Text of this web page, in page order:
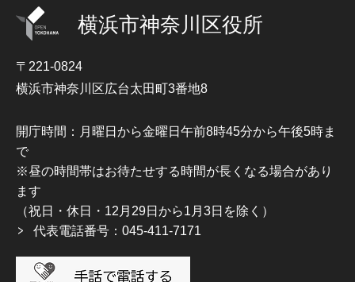
横浜市神奈川区役所
〒221-0824
横浜市神奈川区広台太田町3番地8
開庁時間：月曜日から金曜日午前8時45分から午後5時ま
で
※昼の時間帯はお待たせする時間が長くなる場合があり
ます
（祝日・休日・12月29日から1月3日を除く）
代表電話番号：045-411-7171